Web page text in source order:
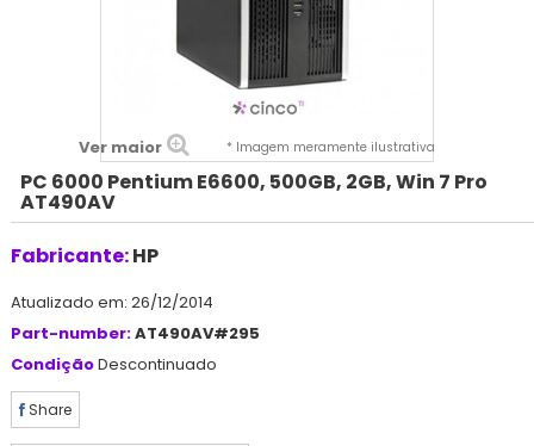
Ver maior * Imagem meramente ilustrativa
PC 6000 Pentium E6600, 500GB, 2GB, Win 7 Pro
AT490AV
Fabricante:HP
Atualizado em: 26/12/2014
Part-number:AT490AV#295
CondiçãoDescontinuado
Share